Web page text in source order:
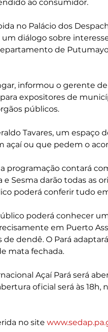
ao consumidor.
no Palácio dos
diálogo sobre
de
informou o gerente
expositores de
públicos.
Tavares, um espaço
açaí ou que pedem o
programação contará
Sesma darão todas as
poderá conferir tudo
poderá conhecer
em Puerto
dendê. O Pará
mata fechada.
Açaí Pará será
oficial será às 18h,
no site